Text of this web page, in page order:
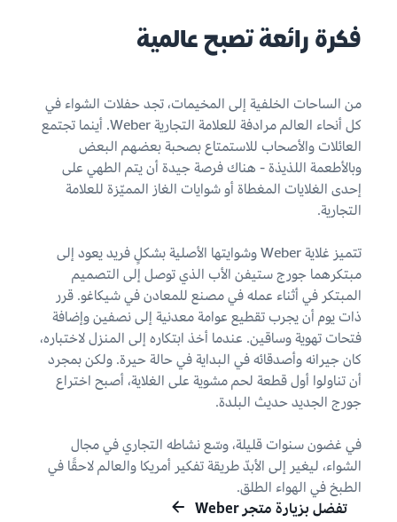
فكرة رائعة تصبح عالمية
من الساحات الخلفية إلى المخيمات، تجد حفلات الشواء في
كل أنحاء العالم مرادفة للعلامة التجارية Weber. أينما تجتمع
العائلات والأصحاب للاستمتاع بصحبة بعضهم البعض
وبالأطعمة اللذيذة - هناك فرصة جيدة أن يتم الطهي على
إحدى الغلايات المغطاة أو شوايات الغاز المميّزة للعلامة
التجارية.
تتميز غلاية Weber وشوايتها الأصلية بشكلٍ فريد يعود إلى
مبتكرهما جورج ستيفن الأب الذي توصل إلى التصميم
المبتكر في أثناء عمله في مصنع للمعادن في شيكاغو. قرر
ذات يوم أن يجرب تقطيع عوامة معدنية إلى نصفين وإضافة
فتحات تهوية وساقين. عندما أخذ ابتكاره إلى المنزل لاختباره،
كان جيرانه وأصدقائه في البداية في حالة حيرة. ولكن بمجرد
أن تناولوا أول قطعة لحم مشوية على الغلاية، أصبح اختراع
جورج الجديد حديث البلدة.
في غضون سنوات قليلة، وسّع نشاطه التجاري في مجال
الشواء، ليغير إلى الأبدّ طريقة تفكير أمريكا والعالم لاحقًا في
الطبخ في الهواء الطلق.
تفضل بزيارة متجر Weber